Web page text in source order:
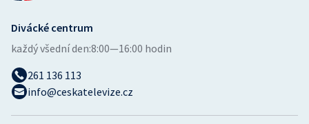
Divácké centrum
každý všední den:8:00—16:00 hodin
261 136 113
info@ceskatelevize.cz